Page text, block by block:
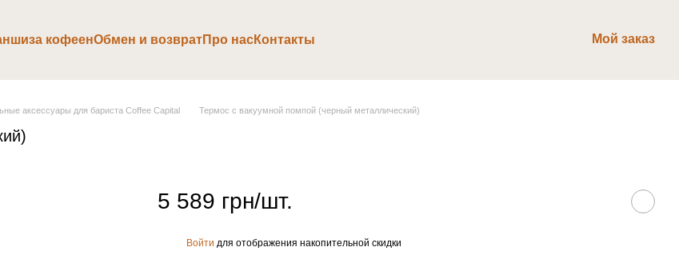
кофеенОбмен и возвратПро насКонтакты Мой заказ
аксессуары для бариста Coffee Capital Термос с вакуумной помпой (черный металлический)
5 589 грн/шт.
Войти для отображения накопительной скидки